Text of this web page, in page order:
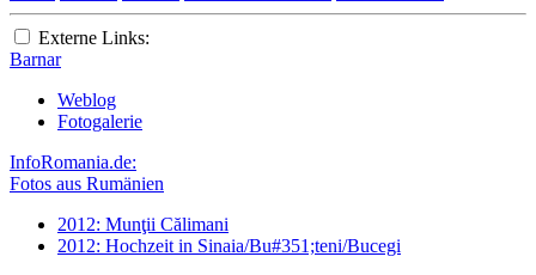
Externe Links:
Barnar
Weblog
Fotogalerie
InfoRomania.de:
Fotos aus Rumänien
2012: Munţii Călimani
2012: Hochzeit in Sinaia/Bu#351;teni/Bucegi